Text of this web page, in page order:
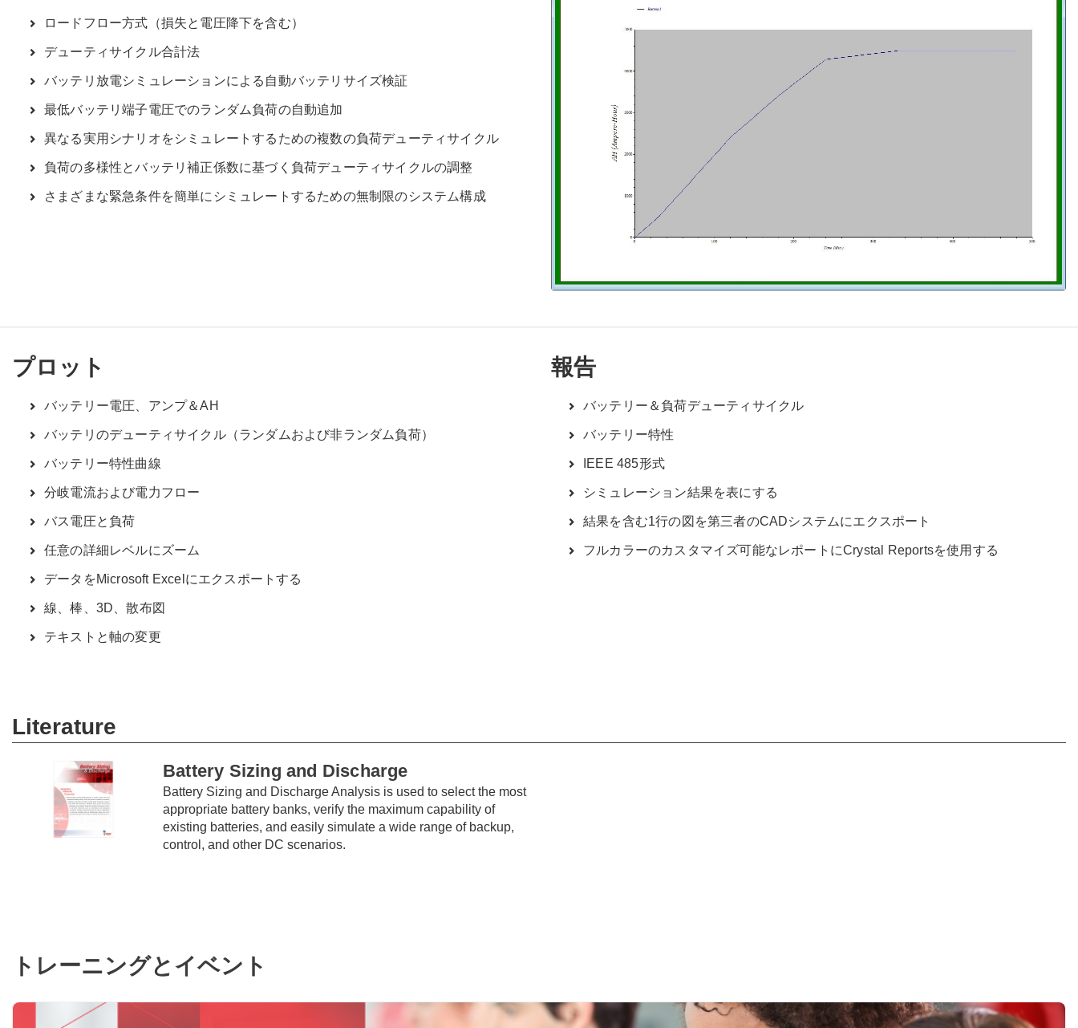
ロードフロー方式（損失と電圧降下を含む）
デューティサイクル合計法
バッテリ放電シミュレーションによる自動バッテリサイズ検証
最低バッテリ端子電圧でのランダム負荷の自動追加
異なる実用シナリオをシミュレートするための複数の負荷デューティサイクル
負荷の多様性とバッテリ補正係数に基づく負荷デューティサイクルの調整
さまざまな緊急条件を簡単にシミュレートするための無制限のシステム構成
プロット
バッテリー電圧、アンプ＆AH
バッテリのデューティサイクル（ランダムおよび非ランダム負荷）
バッテリー特性曲線
分岐電流および電力フロー
バス電圧と負荷
任意の詳細レベルにズーム
データをMicrosoft Excelにエクスポートする
線、棒、3D、散布図
テキストと軸の変更
報告
バッテリー＆負荷デューティサイクル
バッテリー特性
IEEE 485形式
シミュレーション結果を表にする
結果を含む1行の図を第三者のCADシステムにエクスポート
フルカラーのカスタマイズ可能なレポートにCrystal Reportsを使用する
Literature
Battery Sizing and Discharge
Battery Sizing and Discharge Analysis is used to select the most
appropriate battery banks, verify the maximum capability of
existing batteries, and easily simulate a wide range of backup,
control, and other DC scenarios.
トレーニングとイベント